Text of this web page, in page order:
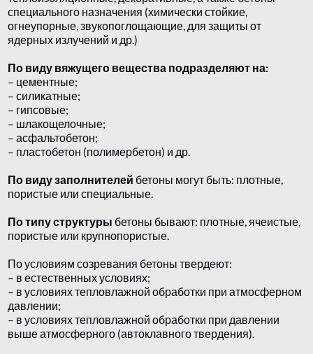
специального назначения (химически стойкие,
огнеупорные, звукопоглощающие, для защиты от
ядерных излучений и др.)
По виду вяжущего вещества подразделяют на:
– цементные;
– силикатные;
– гипсовые;
– шлакощелочные;
– асфальтобетон;
– пластобетон (полимербетон) и др.
По виду заполнителей бетоны могут быть: плотные,
пористые или специальные.
По типу структуры бетоны бывают: плотные, ячеистые,
пористые или крупнопористые.
По условиям созревания бетоны твердеют:
– в естественных условиях;
– в условиях тепловлажной обработки при атмосферном
давлении;
– в условиях тепловлажной обработки при давлении
выше атмосферного (автоклавного твердения).